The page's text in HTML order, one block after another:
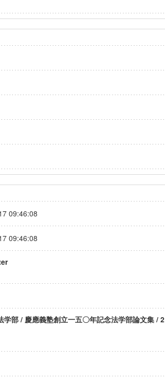
09:46:08
09:46:08
部 / 慶應義塾創立一五〇年記念法学部論文集 /